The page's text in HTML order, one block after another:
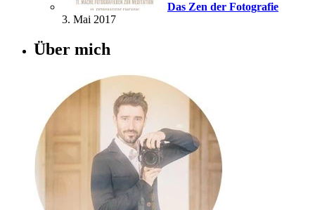
Das Zen der Fotografie
3. Mai 2017
Über mich